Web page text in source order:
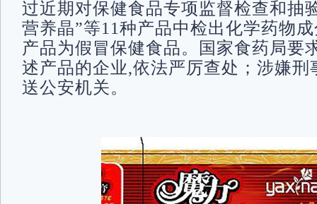
过近期对保健食品专项监督检查和抽
营养晶”等11种产品中检出化学药物
产品为假冒保健食品。国家食药局要
述产品的企业,依法严厉查处；涉嫌刑
送公安机关。